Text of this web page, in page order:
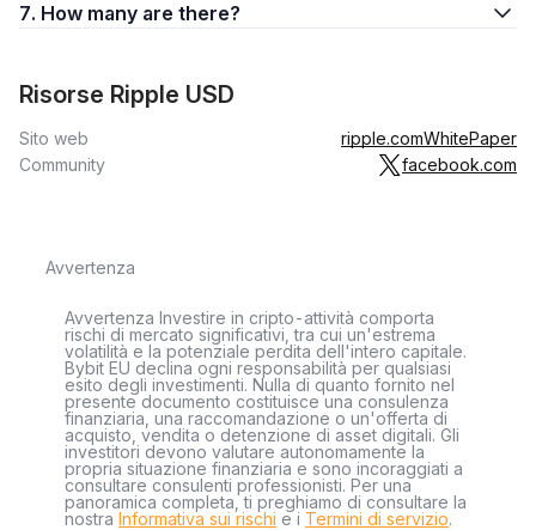
7. How many are there?
Risorse Ripple USD
Sito web ripple.comWhitePaper
Community
facebook.com
Avvertenza
Avvertenza Investire in cripto-attività comporta
rischi di mercato significativi, tra cui un'estrema
volatilità e la potenziale perdita dell'intero capitale.
Bybit EU declina ogni responsabilità per qualsiasi
esito degli investimenti. Nulla di quanto fornito nel
presente documento costituisce una consulenza
finanziaria, una raccomandazione o un'offerta di
acquisto, vendita o detenzione di asset digitali. Gli
investitori devono valutare autonomamente la
propria situazione finanziaria e sono incoraggiati a
consultare consulenti professionisti. Per una
panoramica completa, ti preghiamo di consultare la
nostra Informativa sui rischi e i Termini di servizio.